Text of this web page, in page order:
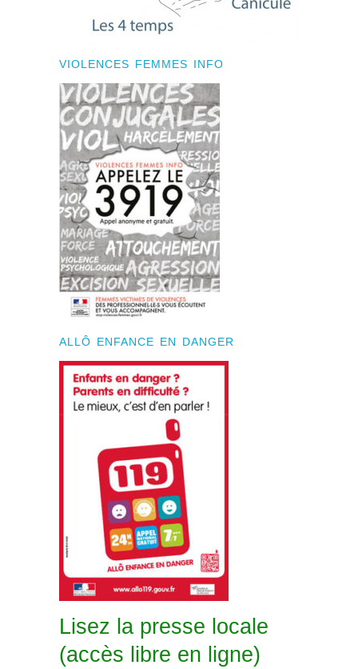
VIOLENCES FEMMES INFO
ALLÔ ENFANCE EN DANGER
Lisez la presse locale
(accès libre en ligne)